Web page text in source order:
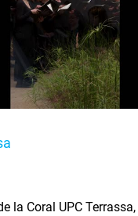
la Coral UPC